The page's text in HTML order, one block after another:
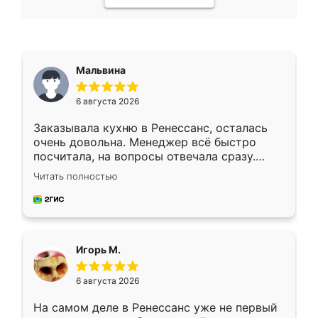
Мальвина
6 августа 2026
Заказывала кухню в Ренессанс, осталась
очень довольна. Менеджер всё быстро
посчитала, на вопросы отвечала сразу.
Замерщик приехал в субботу, подошёл к
делу со всей ответственностью. Собрали
за день, ребята работали аккуратно, даже
Читать полностью
Игорь М.
6 августа 2026
На самом деле в Ренессанс уже не первый